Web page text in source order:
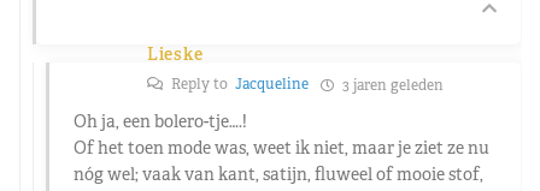
Lieske
Reply to Jacqueline 3 jaren geleden
Oh ja, een bolero-tje….!
Of het toen mode was, weet ik niet, maar je ziet ze nu
nóg wel; vaak van kant, satijn, fluweel of mooie stof,